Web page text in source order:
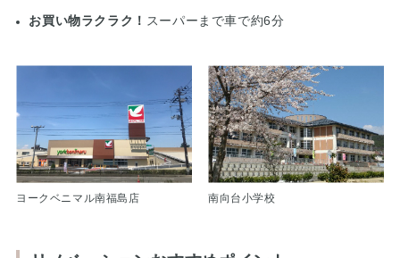
お買い物ラクラク！ スーパーまで車で約6分
ヨークベニマル南福島店 南向台小学校